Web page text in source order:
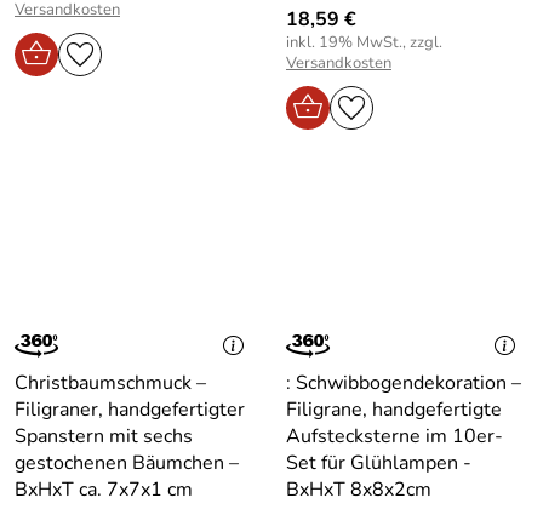
Versandkosten 18,59 €
inkl. 19% MwSt., zzgl.
Versandkosten
Christbaumschmuck –
Filigraner, handgefertigter
Spanstern mit sechs
gestochenen Bäumchen –
BxHxT ca. 7x7x1 cm
: Schwibbogendekoration –
Filigrane, handgefertigte
Aufstecksterne im 10er-
Set für Glühlampen -
BxHxT 8x8x2cm